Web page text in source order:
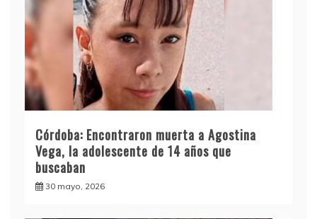
Córdoba: Encontraron muerta a Agostina
Vega, la adolescente de 14 años que
buscaban
30 mayo, 2026